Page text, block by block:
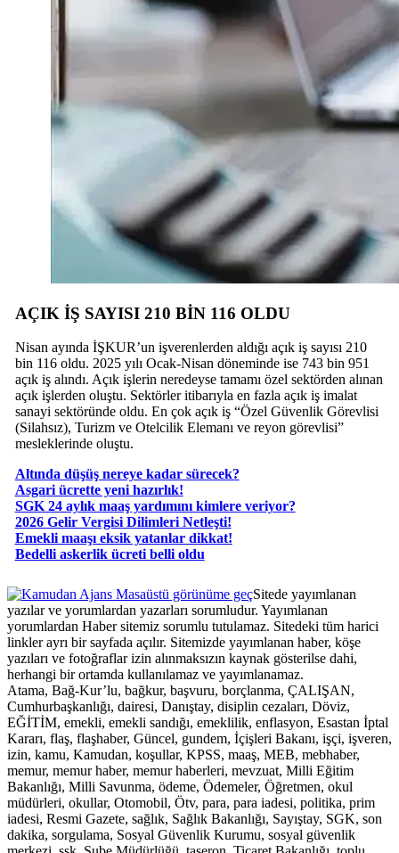
AÇIK İŞ SAYISI 210 BİN 116 OLDU
Nisan ayında İŞKUR’un işverenlerden aldığı açık iş sayısı 210
bin 116 oldu. 2025 yılı Ocak-Nisan döneminde ise 743 bin 951
açık iş alındı. Açık işlerin neredeyse tamamı özel sektörden alınan
açık işlerden oluştu. Sektörler itibarıyla en fazla açık iş imalat
sanayi sektöründe oldu. En çok açık iş “Özel Güvenlik Görevlisi
(Silahsız), Turizm ve Otelcilik Elemanı ve reyon görevlisi”
mesleklerinde oluştu.
Altında düşüş nereye kadar sürecek?
Asgari ücrette yeni hazırlık!
SGK 24 aylık maaş yardımını kimlere veriyor?
2026 Gelir Vergisi Dilimleri Netleşti!
Emekli maaşı eksik yatanlar dikkat!
Bedelli askerlik ücreti belli oldu
Masaüstü görünüme geçSitede yayımlanan
yazılar ve yorumlardan yazarları sorumludur. Yayımlanan
yorumlardan Haber sitemiz sorumlu tutulamaz. Sitedeki tüm harici
linkler ayrı bir sayfada açılır. Sitemizde yayımlanan haber, köşe
yazıları ve fotoğraflar izin alınmaksızın kaynak gösterilse dahi,
herhangi bir ortamda kullanılamaz ve yayımlanamaz.
Atama, Bağ-Kur’lu, bağkur, başvuru, borçlanma, ÇALIŞAN,
Cumhurbaşkanlığı, dairesi, Danıştay, disiplin cezaları, Döviz,
EĞİTİM, emekli, emekli sandığı, emeklilik, enflasyon, Esastan İptal
Kararı, flaş, flaşhaber, Güncel, gundem, İçişleri Bakanı, işçi, işveren,
izin, kamu, Kamudan, koşullar, KPSS, maaş, MEB, mebhaber,
memur, memur haber, memur haberleri, mevzuat, Milli Eğitim
Bakanlığı, Milli Savunma, ödeme, Ödemeler, Öğretmen, okul
müdürleri, okullar, Otomobil, Ötv, para, para iadesi, politika, prim
iadesi, Resmi Gazete, sağlık, Sağlık Bakanlığı, Sayıştay, SGK, son
dakika, sorgulama, Sosyal Güvenlik Kurumu, sosyal güvenlik